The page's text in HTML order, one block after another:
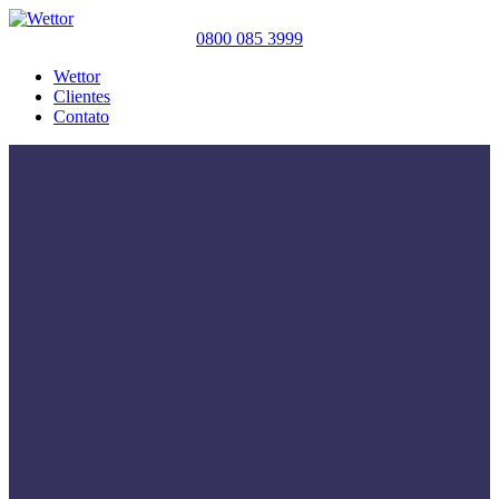
0800 085 3999
Wettor
Clientes
Contato